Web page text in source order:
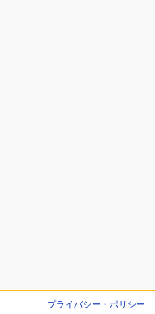
プライバシー・ポリシー